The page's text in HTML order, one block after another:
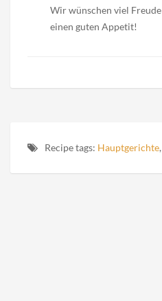
Wir wünschen viel
einen guten Appetit!
Recipe tags: Hauptgerichte,